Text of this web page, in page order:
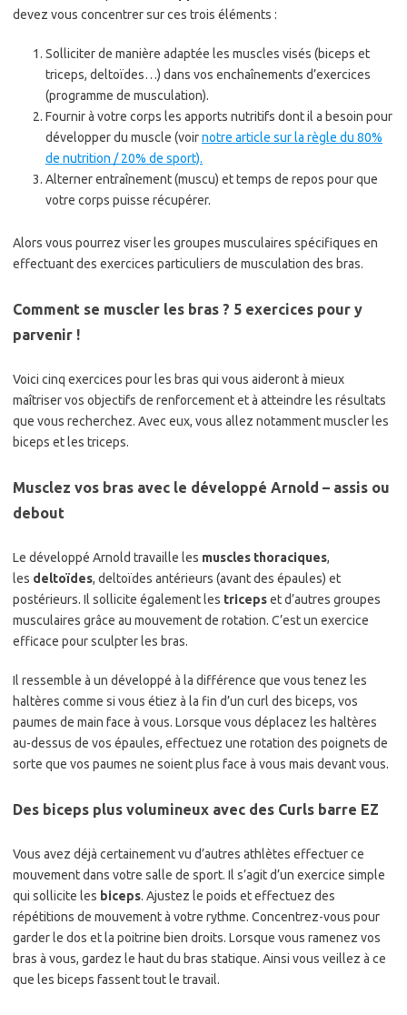
devez vous concentrer sur ces trois éléments :
Solliciter de manière adaptée les muscles visés (biceps et
triceps, deltoïdes…) dans vos enchaînements d’exercices
(programme de musculation).
Fournir à votre corps les apports nutritifs dont il a besoin pour
développer du muscle (voirnotre article sur la règle du 80%
de nutrition / 20% de sport).
Alterner entraînement (muscu) et temps de repos pour que
votre corps puisse récupérer.
Alors vous pourrez viser les groupes musculaires spécifiques en
effectuant des exercices particuliers de musculation des bras.
Comment se muscler les bras ? 5 exercices pour y
parvenir !
Voici cinq exercices pour les bras qui vous aideront à mieux
maîtriser vos objectifs de renforcement et à atteindre les résultats
que vous recherchez. Avec eux, vous allez notamment muscler les
biceps et les triceps.
Musclez vos bras avec le développé Arnold – assis ou
debout
Le développé Arnold travaille les muscles thoraciques,
les deltoïdes, deltoïdes antérieurs (avant des épaules) et
postérieurs. Il sollicite également les tricepset d’autres groupes
musculaires grâce au mouvement de rotation. C’est un exercice
efficace pour sculpter les bras.
Il ressemble à un développé à la différence que vous tenez les
haltères comme si vous étiez à la fin d’un curl des biceps, vos
paumes de main face à vous. Lorsque vous déplacez les haltères
au-dessus de vos épaules, effectuez une rotation des poignets de
sorte que vos paumes ne soient plus face à vous mais devant vous.
Des biceps plus volumineux avec des Curls barre EZ
Vous avez déjà certainement vu d’autres athlètes effectuer ce
mouvement dans votre salle de sport. Il s’agit d’un exercice simple
qui sollicite les biceps. Ajustez le poids et effectuez des
répétitions de mouvement à votre rythme. Concentrez-vous pour
garder le dos et la poitrine bien droits. Lorsque vous ramenez vos
bras à vous, gardez le haut du bras statique. Ainsi vous veillez à ce
que les biceps fassent tout le travail.